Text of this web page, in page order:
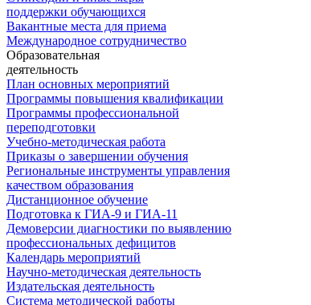
поддержки обучающихся
Вакантные места для приема
Международное сотрудничество
Образовательная
деятельность
План основных мероприятий
Программы повышения квалификации
Программы профессиональной
переподготовки
Учебно-методическая работа
Приказы о завершении обучения
Региональные инструменты управления
качеством образования
Дистанционное обучение
Подготовка к ГИА-9 и ГИА-11
Демоверсии диагностики по выявлению
профессиональных дефицитов
Календарь мероприятий
Научно-методическая деятельность
Издательская деятельность
Система методической работы